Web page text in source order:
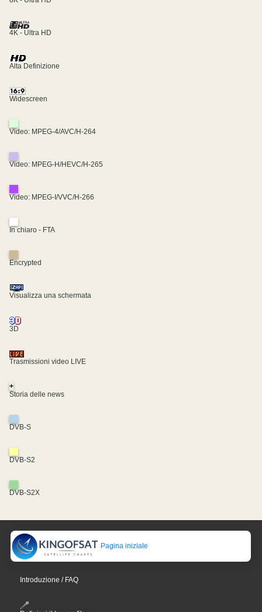
4K - Ultra HD
Alta Definizione
Widescreen
Video: MPEG-4/AVC/H-264
Video: MPEG-H/HEVC/H-265
Video: MPEG-I/VVC/H-266
In chiaro - FTA
Encrypted
Visualizza una schermata
3D
Trasmissioni video LIVE
+
Storia delle news
DVB-S
DVB-S2
DVB-S2X
Pagina iniziale
Introduzione / FAQ